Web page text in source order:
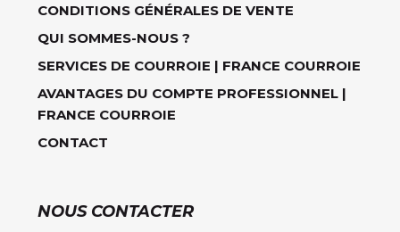
CONDITIONS GÉNÉRALES DE VENTE
QUI SOMMES-NOUS ?
SERVICES DE COURROIE | FRANCE COURROIE
AVANTAGES DU COMPTE PROFESSIONNEL |
FRANCE COURROIE
CONTACT
NOUS CONTACTER